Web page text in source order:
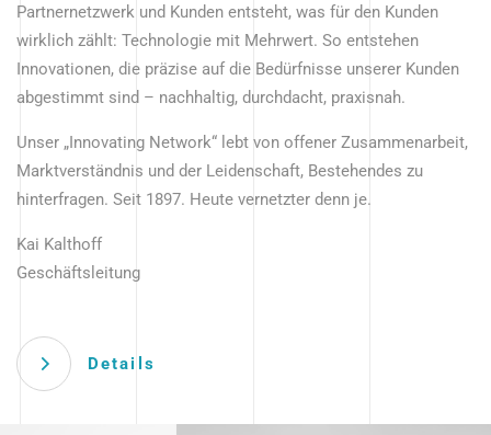
Partnernetzwerk und Kunden entsteht, was für den Kunden
wirklich zählt: Technologie mit Mehrwert. So entstehen
Innovationen, die präzise auf die Bedürfnisse unserer Kunden
abgestimmt sind – nachhaltig, durchdacht, praxisnah.
Unser „Innovating Network“ lebt von offener Zusammenarbeit,
Marktverständnis und der Leidenschaft, Bestehendes zu
hinterfragen. Seit 1897. Heute vernetzter denn je.
Kai Kalthoff
Geschäftsleitung
Details